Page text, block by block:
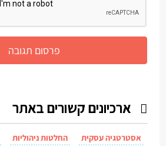
ארכיונים קשורים באתר
אסטרטגיה עסקית החלטות ניהוליות